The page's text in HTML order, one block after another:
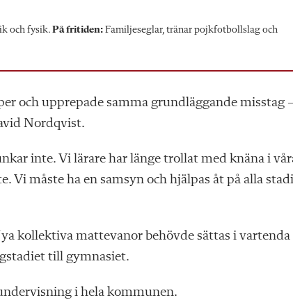
och fysik. På fritiden: Familjeseglar, tränar pojkfotbollslag och
och upprepade samma grundläggande misstag
Nordqvist.
inte. Vi lärare har länge trollat med knäna i
Vi måste ha en samsyn och hjälpas åt på alla
kollektiva mattevanor behövde sättas i vartenda
till gymnasiet.
i hela kommunen.